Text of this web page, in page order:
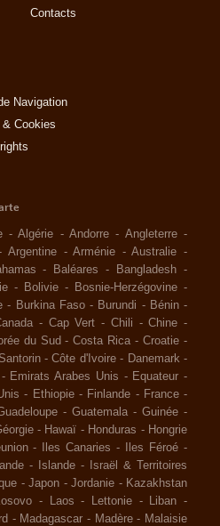
Contacts
Navigation
Cookies
-Algérie -Andorre - Angleterre -
Argentine -Arménie -Australie -
- Baléares - Bangladesh -
- Bolivie - Bosnie-Herzégovine -
- Burkina Faso - Burundi - Bénin -
- Cap Vert - Chili -Chine -
du Sud -Costa Rica -Croatie -
-Côte d'Ivoire - Danemark -
- Emirats Arabes Unis - Equateur -
- Ethiopie - Finlande - France -
- Guatemala - Guinée -
- Hawaï - Honduras - Hongrie
- Iles Canaries - Iles Féroé -
- Islande -
Israël & Territoires
- Japon - Jordanie - Kazakhstan
- Laos - Lettonie - Liban -
- Madagascar - Madère - Malaisie